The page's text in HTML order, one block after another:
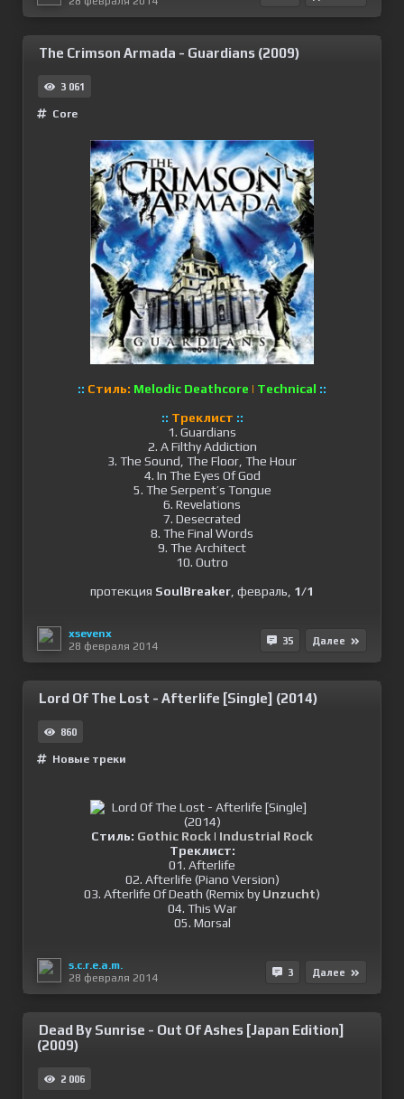
The Crimson Armada - Guardians (2009)
3 061
Сore
:: Стиль: Melodic Deathcore | Technical ::
:: Треклист ::
1. Guardians
2. A Filthy Addiction
3. The Sound, The Floor, The Hour
4. In The Eyes Of God
5. The Serpent’s Tongue
6. Revelations
7. Desecrated
8. The Final Words
9. The Architect
10. Outro
протекция SoulBreaker , февраль, 1/1
xsevenx
28 февраля 2014
35 Далее
Lord Of The Lost - Afterlife [Single] (2014)
860
Новые треки
Стиль: Gothic Rock | Industrial Rock
Треклист:
01. Afterlife
02. Afterlife (Piano Version)
03. Afterlife Of Death (Remix byUnzucht)
04. This War
05. Morsal
s.c.r.e.a.m.
28 февраля 2014
3 Далее
Dead By Sunrise - Out Of Ashes [Japan Edition]
(2009)
2 006